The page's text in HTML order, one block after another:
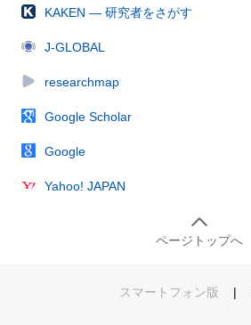
KAKEN — 研究者をさがす
J-GLOBAL
researchmap
Google Scholar
Google
Yahoo! JAPAN
ページトップへ
スマートフォン版 |